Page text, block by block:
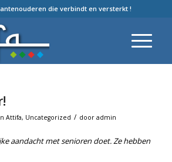
die verbindt en versterkt !
Attifa, Uncategorized / door admin
aandacht met senioren doet. Ze hebben